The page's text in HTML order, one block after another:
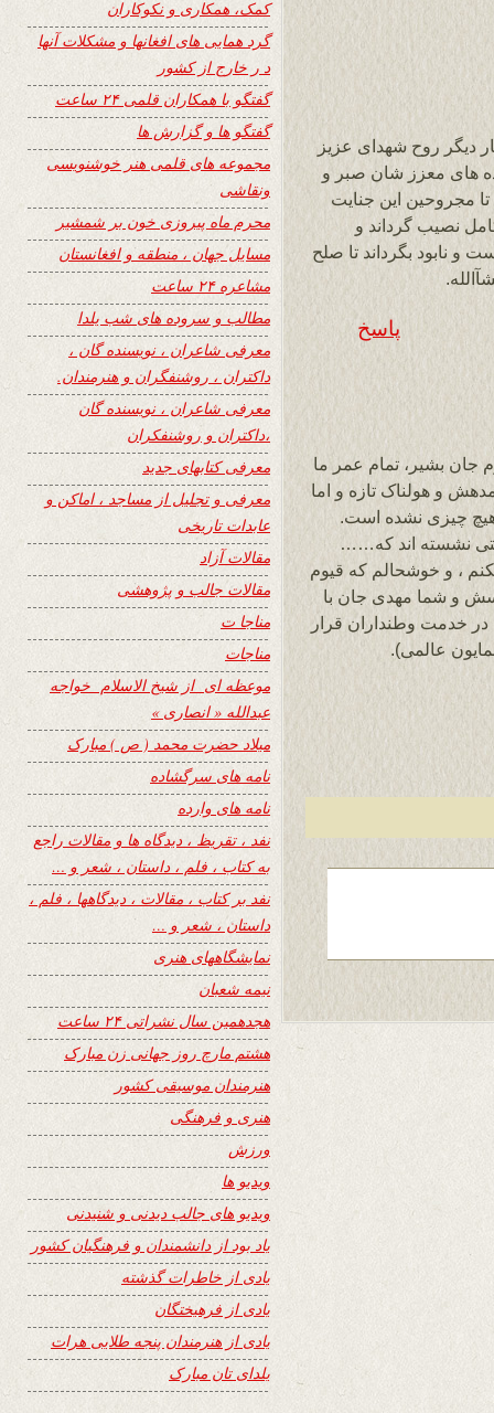
دیگر روح شهدای عزیز
های معزز شان صبر و
تا مجروحین این جنایت
نصیب گرداند و
و نابود بگرداند تا صلح
پاسخ
جان بشیر، تمام عمر ما
و هولناک تازه و اما
هیچ چیزی نشده است.
نشسته اند که……
، و خوشحالم که قیوم
و شما مهدی جان با
خدمت وطنداران قرار
عالمی).
کمک، همکاری و نکوکاران
گرد همایی های افغانها و مشکلات آنها
د ر خارج از کشور
گفتگو با همکاران قلمی ۲۴ ساعت
گفتگو ها و گزارش ها
مجموعه های قلمی هنر خوشنویسی
ونقاشی
محرم ماه پیروزی خون بر شمشیر
مسایل جهان ، منطقه و افغانستان
مشاعره ۲۴ ساعت
مطالب و سروده های شب یلدا
معرفی شاعران ، نویسنده گان ،
داکتران ، روشنفگران و هنرمندان.
معرفی شاعران ، نویسنده گان
،داکتران و روشنفکران
معرفی کتابهای جدید
معرفی و تجلیل از مساجد ، اماکن و
عابدات تاریخی
مقالات آزاد
مقالات جالب و پژوهشی
مناجا ت
مناجات
موعظه ای از شیخ الاسلام خواجه
عبدالله « انصاری »
میلاد حضرت محمد ( ص ) مبارک
نامه های سرگشاده
نامه های وارده
نفد ، تقریظ ، دیدگاه ها و مقالات راجع
به کتاب ، فلم ، داستان ، شعر و …
نفد بر کتاب ، مقالات ، دیدگاهها ، فلم ،
داستان ، شعر و …
نمایشگاههای هنری
نیمه شعبان
هجدهمین سال نشراتی ۲۴ ساعت
هشتم مارچ روز جهانی زن مبارک
هنرمندان موسیقی کشور
هنری و فرهنگی
ورزش
ویدیو ها
ویدیو های جالب دیدنی و شنیدنی
یاد بود از دانشمندان و فرهنگیان کشور
یادی از خاطرات گذشته
یادی از فرهیختگان
یادی از هنرمندان پنجه طلایی هرات
یلدای تان مبارک